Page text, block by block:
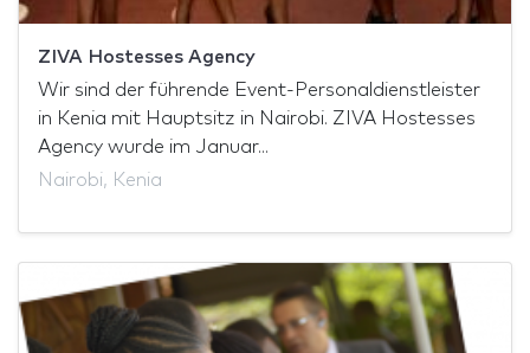
ZIVA Hostesses Agency
Wir sind der führende Event-Personaldienstleister
in Kenia mit Hauptsitz in Nairobi. ZIVA Hostesses
Agency wurde im Januar...
Nairobi, Kenia